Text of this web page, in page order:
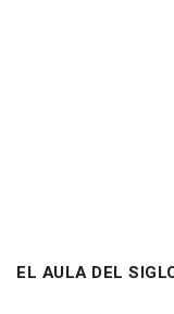
EL AULA DEL